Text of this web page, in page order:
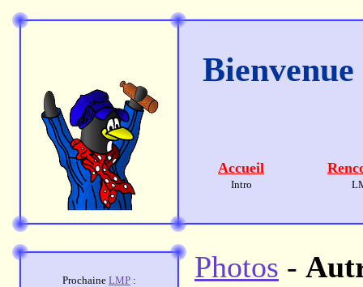
Accueil
Intro
Photos -
Prochaine LMP :